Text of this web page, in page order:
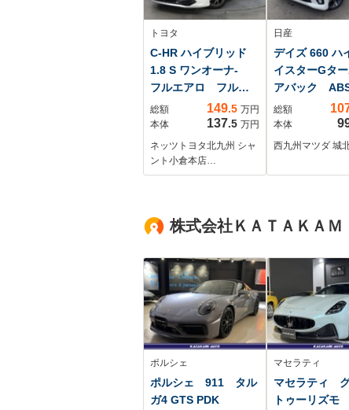
トヨタ
C-HR ハイブリッド
1.8 S ワンオーナ-
フルエアロ フルセ
グ メモリーナビ
DVD再生 ミュージ
ックプレイヤー接続
可 バックカメラ
衝突被害軽減システ
ングストップ 社外
総額 149.5 万円
本体
137.5 万円
ネッツトヨタ北九州 シャ
ント小倉本店…
日産
デイズ 660 ハ
イスターGタ
アバック
ビ 360°ビュ
ター ベンチ
ト インパネ
総額
本体
西九州マツダ 城
株式会社ＫＡＴＡＫＡ
ポルシェ
ポルシェ 911 タル
ガ4 GTS PDK
マセラティ
マセラティ
トゥーリズモ